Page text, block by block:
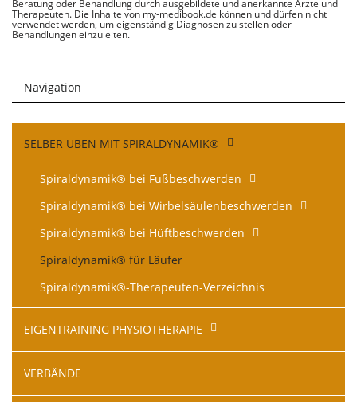
Beratung oder Behandlung durch ausgebildete und anerkannte Ärzte und
Therapeuten. Die Inhalte von my-medibook.de können und dürfen nicht
verwendet werden, um eigenständig Diagnosen zu stellen oder
Behandlungen einzuleiten.
Navigation
überspringen
SELBER ÜBEN MIT SPIRALDYNAMIK®
Spiraldynamik® bei Fußbeschwerden
Spiraldynamik® bei Wirbelsäulen­beschwerden
Spiraldynamik® bei Hüftbeschwerden
Spiraldynamik® für Läufer
Spiraldynamik®-Therapeuten-Verzeichnis
EIGENTRAINING PHYSIOTHERAPIE
VERBÄNDE